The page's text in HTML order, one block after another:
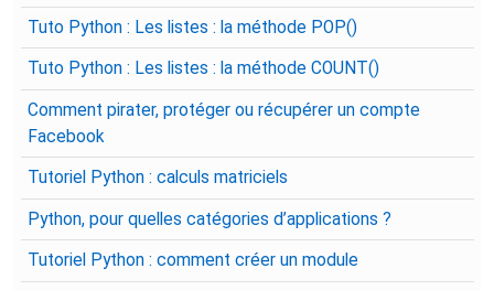
Tuto Python : Les listes : la méthode POP()
Tuto Python : Les listes : la méthode COUNT()
Comment pirater, protéger ou récupérer un compte
Facebook
Tutoriel Python : calculs matriciels
Python, pour quelles catégories d’applications ?
Tutoriel Python : comment créer un module